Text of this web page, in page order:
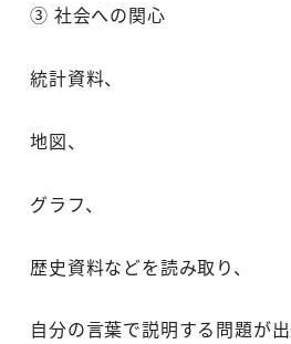
③ 社会への関心
統計資料、
地図、
グラフ、
歴史資料などを読み取り、
自分の言葉で説明する問題が出